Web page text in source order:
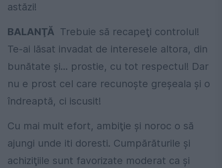
astăzi!
BALANŢĂ Trebuie să recapeţi controlul!
Te-ai lăsat invadat de interesele altora, din
bunătate şi... prostie, cu tot respectul! Dar
nu e prost cel care recunoşte greşeala şi o
îndreaptă, ci iscusit!
Cu mai mult efort, ambiţie şi noroc o să
ajungi unde iti doresti. Cumpărăturile şi
achiziţiile sunt favorizate moderat ca şi